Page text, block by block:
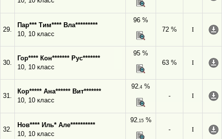
29.
Пар*** Тим**** Вла*********
10, 10 класс
96 %
72 %
I
30.
Гор**** Кон******* Рус*******
10, 10 класс
95 %
63 %
I
31.
Кор***** Ана****** Вит*******
10, 10 класс
92,4 %
-
I
32.
Нов**** Иль* Але**********
10, 10 класс
92,15%
-
I